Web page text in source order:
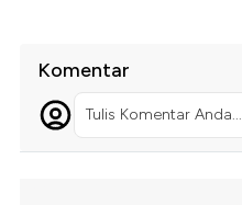
Komentar
Tulis Komentar Anda...